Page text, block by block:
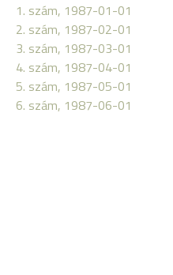
1. szám, 1987-01-01
2. szám, 1987-02-01
3. szám, 1987-03-01
4. szám, 1987-04-01
5. szám, 1987-05-01
6. szám, 1987-06-01